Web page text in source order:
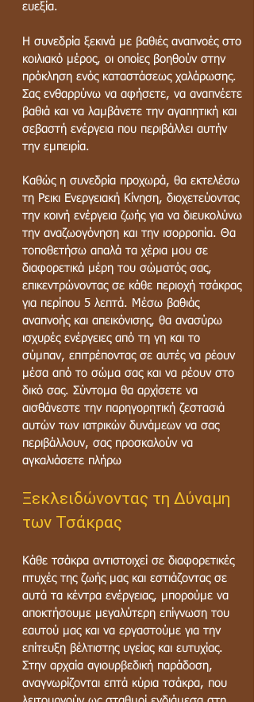
ευεξία.
Η συνεδρία ξεκινά με βαθιές αναπνοές στο
κοιλιακό μέρος, οι οποίες βοηθούν στην
πρόκληση ενός καταστάσεως χαλάρωσης.
Σας ενθαρρύνω να αφήσετε, να αναπνέετε
βαθιά και να λαμβάνετε την αγαπητική και
σεβαστή ενέργεια που περιβάλλει αυτήν
την εμπειρία.
Καθώς η συνεδρία προχωρά, θα εκτελέσω
τη Ρεικι Ενεργειακή Κίνηση, διοχετεύοντας
την κοινή ενέργεια ζωής για να διευκολύνω
την αναζωογόνηση και την ισορροπία. Θα
τοποθετήσω απαλά τα χέρια μου σε
διαφορετικά μέρη του σώματός σας,
επικεντρώνοντας σε κάθε περιοχή τσάκρας
για περίπου 5 λεπτά. Μέσω βαθιάς
αναπνοής και απεικόνισης, θα ανασύρω
ισχυρές ενέργειες από τη γη και το
σύμπαν, επιτρέποντας σε αυτές να ρέουν
μέσα από το σώμα σας και να ρέουν στο
δικό σας. Σύντομα θα αρχίσετε να
αισθάνεστε την παρηγορητική ζεστασιά
αυτών των ιατρικών δυνάμεων να σας
περιβάλλουν, σας προσκαλούν να
αγκαλιάσετε πλήρω
Ξεκλειδώνοντας τη Δύναμη
των Τσάκρας
Κάθε τσάκρα αντιστοιχεί σε διαφορετικές
πτυχές της ζωής μας και εστιάζοντας σε
αυτά τα κέντρα ενέργειας, μπορούμε να
αποκτήσουμε μεγαλύτερη επίγνωση του
εαυτού μας και να εργαστούμε για την
επίτευξη βέλτιστης υγείας και ευτυχίας.
Στην αρχαία αγιουρβεδική παράδοση,
αναγνωρίζονται επτά κύρια τσάκρα, που